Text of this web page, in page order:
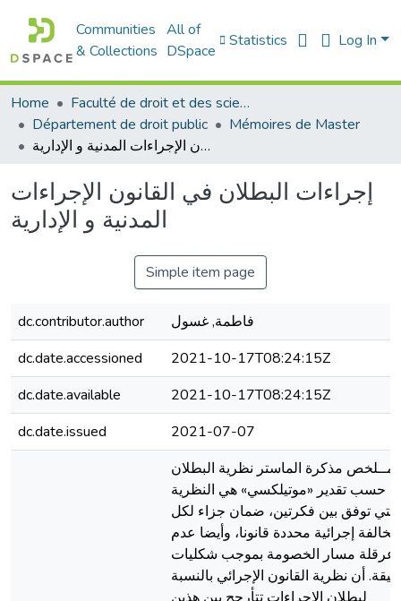
Communities
& Collections
All of
DSpace
Statistics Log In
Home
Faculté de droit et des sciences politiques
Département de droit public
Mémoires de Master
إجراءات البطلان في القانون الإجراءات المدنية و الإدارية
إجراءات البطلان في القانون الإجراءات
المدنية و الإدارية
Simple item page
dc.contributor.author
فاطمة, غسول
dc.date.accessioned
2021-10-17T08:24:15Z
dc.date.available
2021-10-17T08:24:15Z
dc.date.issued
2021-07-07
مــلخص مذكرة الماستر نظرية البطلان
حسب تقدير «موتيلکسي» هي النظرية
التي توفق بين فكرتين، ضمان جزاء لكل
مخالفة إجرائية محددة قانونا، وأيضا عدم
عرقلة مسار الخصومة بموجب شکليات
أن نظرية القانون الإجرائي بالنسبة